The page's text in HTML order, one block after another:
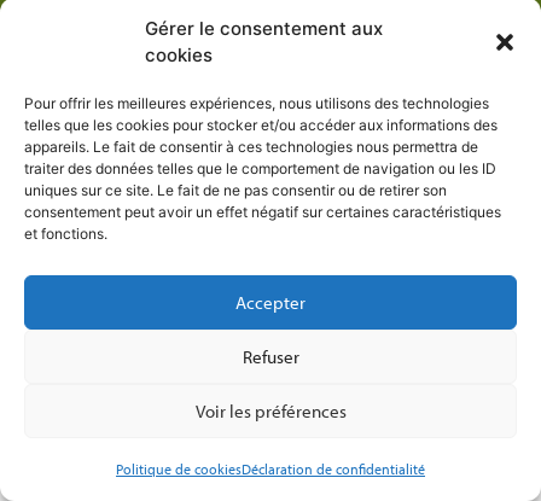
Gérer le consentement aux
cookies
Pour offrir les meilleures expériences, nous utilisons des technologies
telles que les cookies pour stocker et/ou accéder aux informations des
appareils. Le fait de consentir à ces technologies nous permettra de
traiter des données telles que le comportement de navigation ou les ID
uniques sur ce site. Le fait de ne pas consentir ou de retirer son
consentement peut avoir un effet négatif sur certaines caractéristiques
et fonctions.
Accepter
Refuser
Voir les préférences
Politique de cookiesDéclaration de confidentialité
© 2026 APAJH Isère | Tous droits réservés.
Mentions légales Données et cookies
Nous contacter